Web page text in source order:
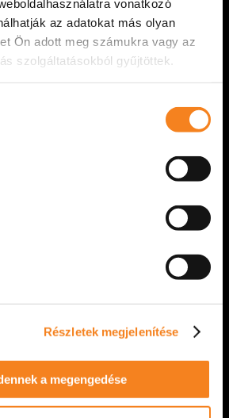
vonatkozó
az adatokat más olyan
Ön adott meg számukra vagy az
szolgáltatásokból gyűjtöttek.
Részletek megjelenítése
a megengedése
Évfordulós felfordulás című
emlékdíjat. Az elismerést
2026. március 22.